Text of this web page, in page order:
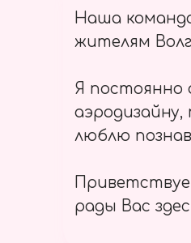
Наша
жителям
Я постоянно
люблю
рады Вас